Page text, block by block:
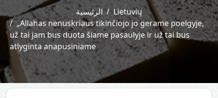
الرئيسية
Lietuvių
„Allahas nenuskriaus tikinčiojo jo gerame poelgyje,
už tai jam bus duota šiame pasaulyje ir už tai bus
atlyginta anapusiniame